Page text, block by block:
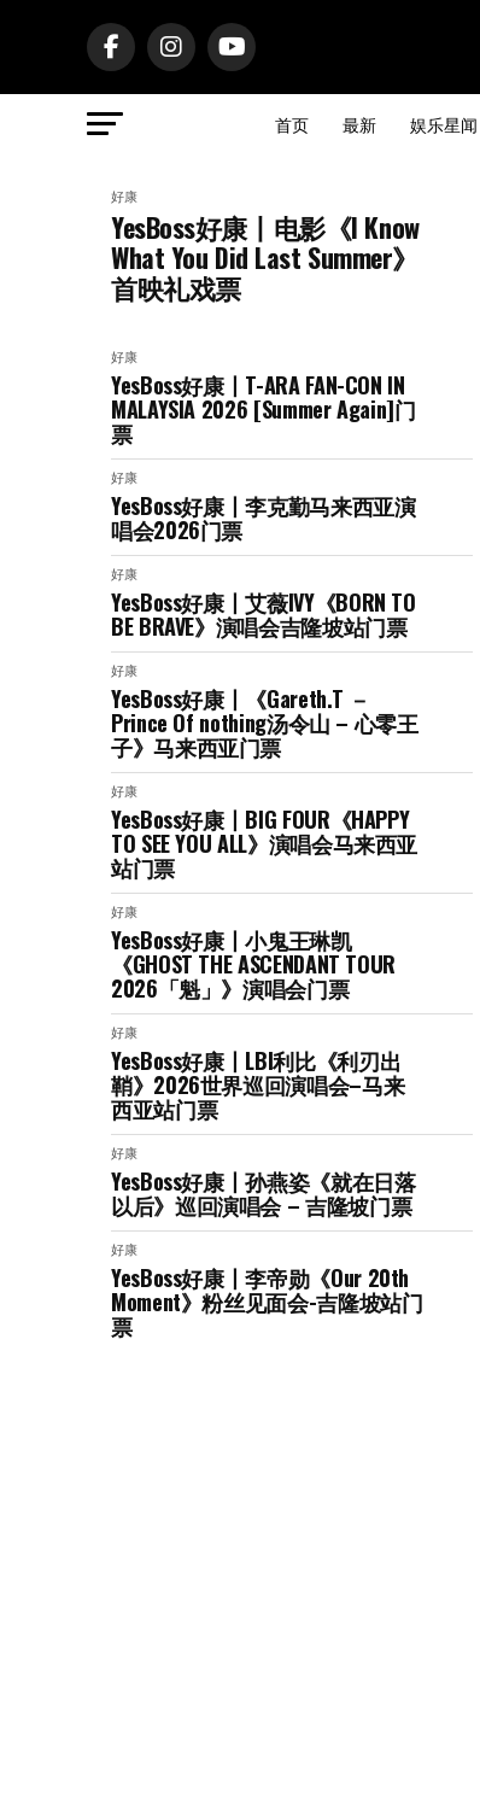
首页 最新 娱乐星闻
好康
YesBoss好康丨电影《I Know
What You Did Last Summer》
首映礼戏票
好康
YesBoss好康丨T-ARA FAN-CON IN
MALAYSIA 2026 [Summer Again]门
票
好康
YesBoss好康丨李克勤马来西亚演
唱会2026门票
好康
YesBoss好康丨艾薇IVY《BORN TO
BE BRAVE》演唱会吉隆坡站门票
好康
YesBoss好康丨《Gareth.T －
Prince Of nothing汤令山 – 心零王
子》马来西亚门票
好康
YesBoss好康丨BIG FOUR《HAPPY
TO SEE YOU ALL》演唱会马来西亚
站门票
好康
YesBoss好康丨小鬼王琳凯
《GHOST THE ASCENDANT TOUR
2026「魁」》演唱会门票
好康
YesBoss好康丨LBI利比《利刃出
鞘》2026世界巡回演唱会–马来
西亚站门票
好康
YesBoss好康丨孙燕姿《就在日落
以后》巡回演唱会 – 吉隆坡门票
好康
YesBoss好康丨李帝勋《Our 20th
Moment》粉丝见面会-吉隆坡站门
票